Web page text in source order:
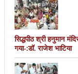
सिद्धपीठ श्री हनुमान
गया-:डॉ. राजेश भाटिया